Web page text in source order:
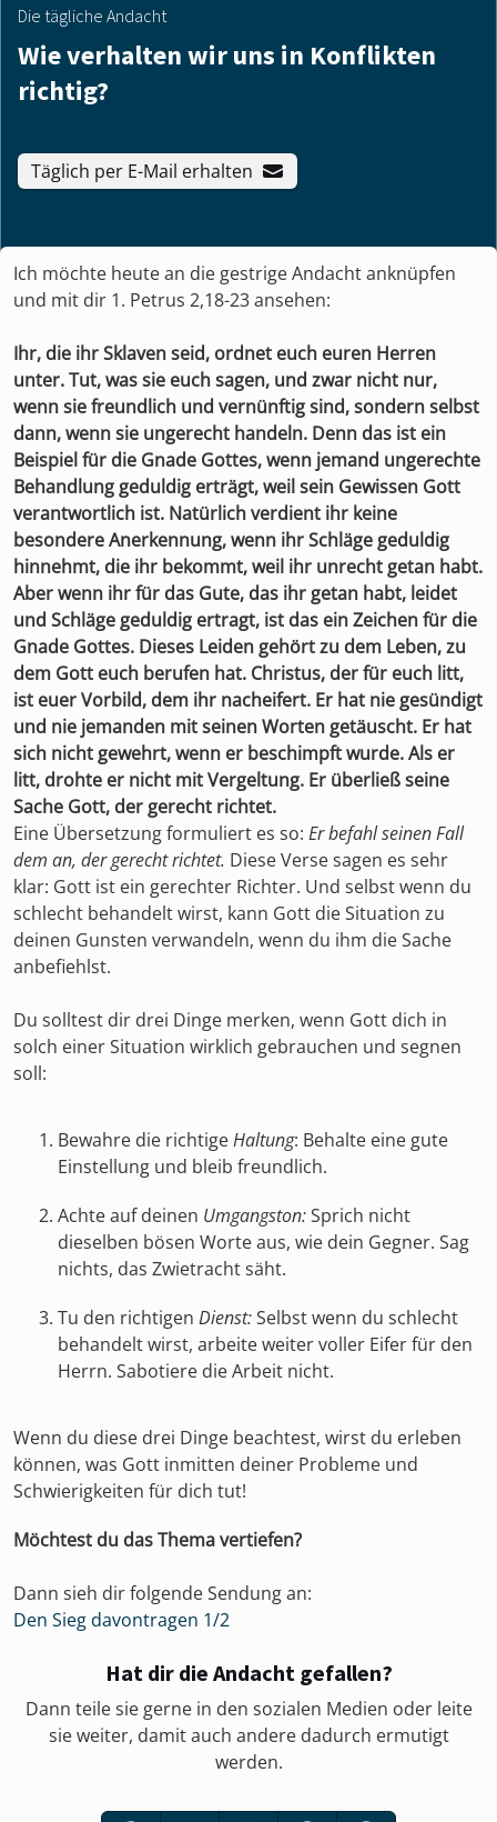
Die tägliche Andacht
Wie verhalten wir uns in Konflikten
richtig?
Täglich per E-Mail erhalten
Ich möchte heute an die gestrige Andacht anknüpfen
und mit dir 1. Petrus 2,18-23 ansehen:
Ihr, die ihr Sklaven seid, ordnet euch euren Herren
unter. Tut, was sie euch sagen, und zwar nicht nur,
wenn sie freundlich und vernünftig sind, sondern selbst
dann, wenn sie ungerecht handeln. Denn das ist ein
Beispiel für die Gnade Gottes, wenn jemand ungerechte
Behandlung geduldig erträgt, weil sein Gewissen Gott
verantwortlich ist. Natürlich verdient ihr keine
besondere Anerkennung, wenn ihr Schläge geduldig
hinnehmt, die ihr bekommt, weil ihr unrecht getan habt.
Aber wenn ihr für das Gute, das ihr getan habt, leidet
und Schläge geduldig ertragt, ist das ein Zeichen für die
Gnade Gottes. Dieses Leiden gehört zu dem Leben, zu
dem Gott euch berufen hat. Christus, der für euch litt,
ist euer Vorbild, dem ihr nacheifert. Er hat nie gesündigt
und nie jemanden mit seinen Worten getäuscht. Er hat
sich nicht gewehrt, wenn er beschimpft wurde. Als er
litt, drohte er nicht mit Vergeltung. Er überließ seine
Sache Gott, der gerecht richtet.
Eine Übersetzung formuliert es so: Er befahl seinen Fall
dem an, der gerecht richtet. Diese Verse sagen es sehr
klar: Gott ist ein gerechter Richter. Und selbst wenn du
schlecht behandelt wirst, kann Gott die Situation zu
deinen Gunsten verwandeln, wenn du ihm die Sache
anbefiehlst.
Du solltest dir drei Dinge merken, wenn Gott dich in
solch einer Situation wirklich gebrauchen und segnen
soll:
Bewahre die richtigeHaltung: Behalte eine gute
Einstellung und bleib freundlich.
Achte auf deinen Umgangston:Sprich nicht
dieselben bösen Worte aus, wie dein Gegner. Sag
nichts, das Zwietracht säht.
Tu den richtigen Dienst:Selbst wenn du schlecht
behandelt wirst, arbeite weiter voller Eifer für den
Herrn. Sabotiere die Arbeit nicht.
Wenn du diese drei Dinge beachtest, wirst du erleben
können, was Gott inmitten deiner Probleme und
Schwierigkeiten für dich tut!
Möchtest du das Thema vertiefen?
Dann sieh dir folgende Sendung an:
Den Sieg davontragen 1/2
Hat dir die Andacht gefallen?
Dann teile sie gerne in den sozialen Medien oder leite
sie weiter, damit auch andere dadurch ermutigt
werden.